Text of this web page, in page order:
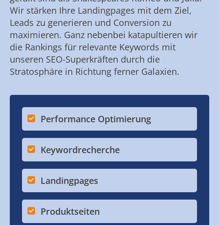
Wir stärken Ihre Landingpages mit dem Ziel,
Leads zu generieren und Conversion zu
maximieren. Ganz nebenbei katapultieren wir
die Rankings für relevante Keywords mit
unseren SEO-Superkräften durch die
Stratosphäre in Richtung ferner Galaxien.
Performance Optimierung
Keywordrecherche
Landingpages
Produktseiten